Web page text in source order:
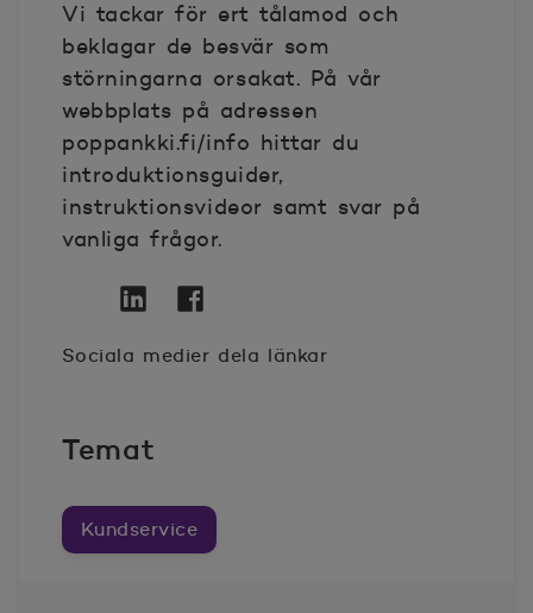
Vi tackar för ert tålamod och
beklagar de besvär som
störningarna orsakat. På vår
webbplats på adressen
poppankki.fi/info hittar du
introduktionsguider,
instruktionsvideor samt svar på
vanliga frågor.
Sociala medier dela länkar
Temat
Kundservice